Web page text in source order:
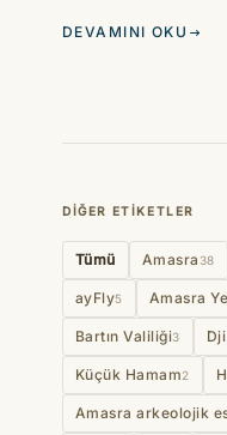
DEVAMINI OKU
DIĞER ETIKETLER
Tümü Amasra38
ayFly5 Amasra
Bartın Valiliği3
Küçük Hamam2
Amasra arkeolojik